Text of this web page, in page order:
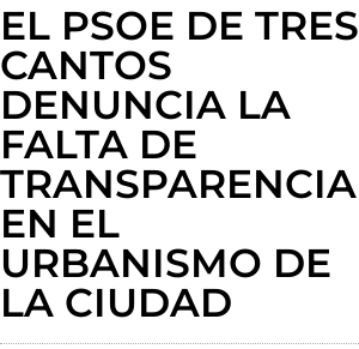
EL PSOE DE TRES
CANTOS
DENUNCIA LA
FALTA DE
TRANSPARENCIA
EN EL
URBANISMO DE
LA CIUDAD